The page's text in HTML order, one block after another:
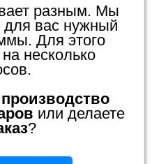
разным. Мы
вас нужный
Для этого
на несколько
или делаете
?